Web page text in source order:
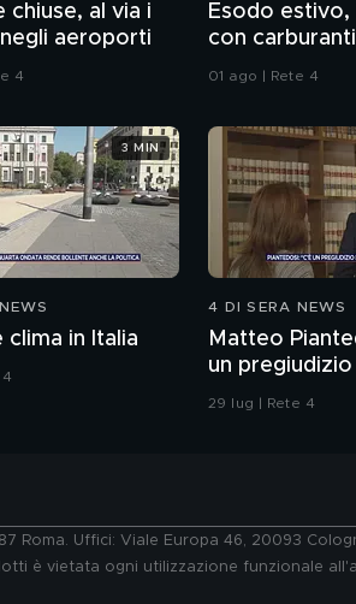
chiuse, al via i
aeroporti
4
Esodo estivo,
con
01 ago | Rete 4
clima in Italia
4
3 MIN
4 DI SERA NEWS
Matteo
un pregiudizio
confronti
29 lug | Rete 4
Roma. Uffici: Viale Europa 46, 20093
è vietata ogni utilizzazione funzionale